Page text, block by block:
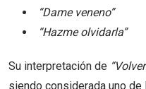
“Dame veneno”
“Hazme olvidarla”
Su interpretación de
siendo considerada uno